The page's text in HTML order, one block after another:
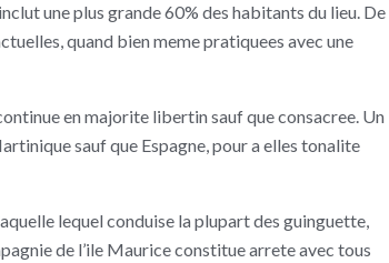
une plus grande 60% des habitants du lieu. De
quand bien meme pratiquees avec une
en majorite libertin sauf que consacree. Un
sauf que Espagne, pour a elles tonalite
lequel conduise la plupart des guinguette,
de l’ile Maurice constitue arrete avec tous